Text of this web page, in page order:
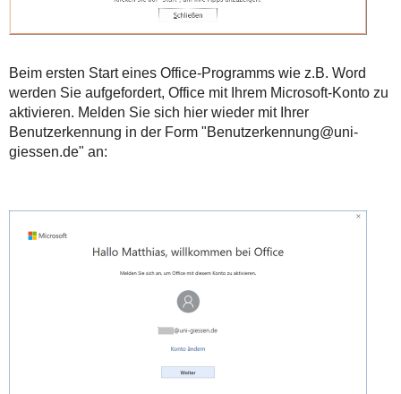
Beim ersten Start eines Office-Programms wie z.B. Word
werden Sie aufgefordert, Office mit Ihrem Microsoft-Konto zu
aktivieren. Melden Sie sich hier wieder mit Ihrer
Benutzerkennung in der Form "Benutzerkennung@uni-
giessen.de" an: